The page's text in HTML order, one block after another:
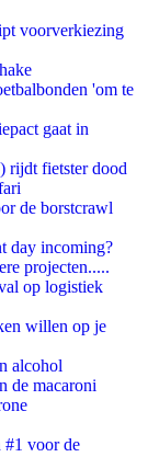
voorverkiezing
'om te
gaat in
rijdt fietster dood
de borstcrawl
day incoming?
projecten.....
op logistiek
willen op je
alcohol
de macaroni
voor de